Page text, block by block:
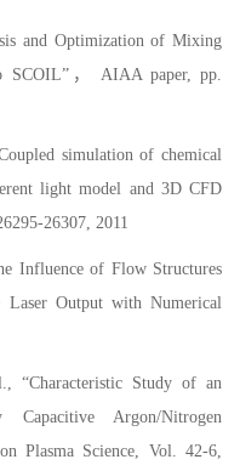
and Optimization of Mixing
SCOIL”， AIAA paper, pp.
simulation of chemical
light model and 3D CFD
26307, 2011
Influence of Flow Structures
Laser Output with Numerical
“Characteristic Study of an
Capacitive Argon/Nitrogen
Plasma Science, Vol. 42-6,